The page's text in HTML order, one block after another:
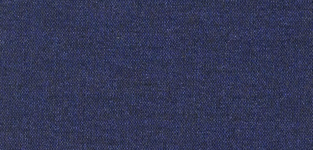
C
o
d
.
5
0
-
0
0
3
Información